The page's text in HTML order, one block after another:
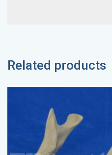
Related products